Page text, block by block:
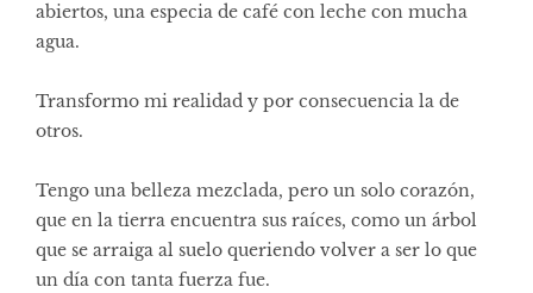
abiertos, una especia de café con leche con mucha
agua.
Transformo mi realidad y por consecuencia la de
otros.
Tengo una belleza mezclada, pero un solo corazón,
que en la tierra encuentra sus raíces, como un árbol
que se arraiga al suelo queriendo volver a ser lo que
un día con tanta fuerza fue.